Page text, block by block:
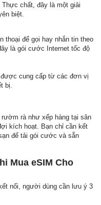
chất, đây là một giải
biệt.
thoại để gọi hay nhắn tin theo
là gói cước Internet tốc độ
cung cấp từ các đơn vị
bị.
rà như xếp hàng tại sân
kích hoạt. Bạn chỉ cần kết
để tải gói cước và sẵn
Mua eSIM Cho
nối, người dùng cần lưu ý 3